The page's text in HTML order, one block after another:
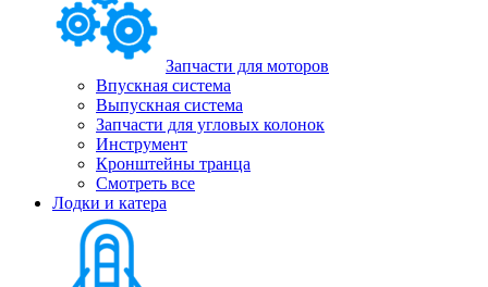
Запчасти для моторов
Впускная система
Выпускная система
Запчасти для угловых колонок
Инструмент
Кронштейны транца
Смотреть все
Лодки и катера